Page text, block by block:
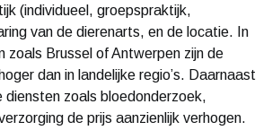
(individueel, groepspraktijk,
van de dierenarts, en de locatie. In
zoals Brussel of Antwerpen zijn de
dan in landelijke regio’s. Daarnaast
diensten zoals bloedonderzoek,
de prijs aanzienlijk verhogen.